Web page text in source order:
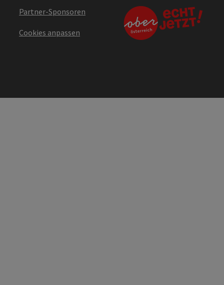
Partner-Sponsoren
Cookies anpassen